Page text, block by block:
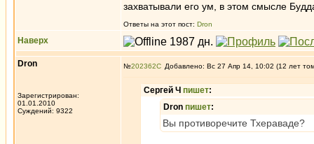
захватывали его ум, в этом смысле
Ответы на этот пост: Dron
Наверх
Dron
Зарегистрирован:
01.01.2010
Суждений: 9322
№202362 Добавлено: Вс 27 Апр 14, 10:02 (12 лет
Сергей Ч пишет:
Dron пишет:
Вы противоречите Тхераваде?